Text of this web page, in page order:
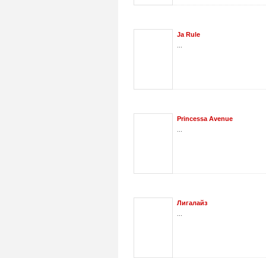
Ja Rule
Princessa Avenue
Лигалайз